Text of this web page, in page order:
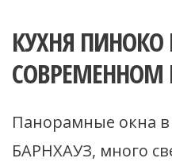
КУХНЯ ПИНОКО
СОВРЕМЕННОМ
Панорамные окна в
БАРНХАУЗ, много